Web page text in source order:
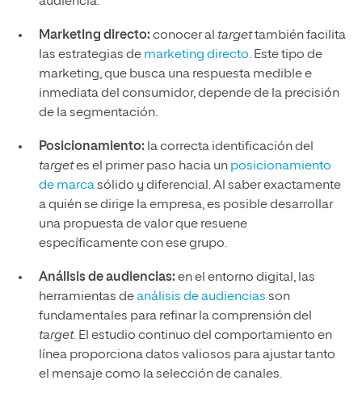
Marketing directo: conocer al targettambién facilita
las estrategias de marketing directo. Este tipo de
marketing, que busca una respuesta medible e
inmediata del consumidor, depende de la precisión
de la segmentación.
Posicionamiento: la correcta identificación del
targetes el primer paso hacia un posicionamiento
de marcasólido y diferencial. Al saber exactamente
a quién se dirige la empresa, es posible desarrollar
una propuesta de valor que resuene
específicamente con ese grupo.
Análisis de audiencias: en el entorno digital, las
herramientas deanálisis de audiencias son
fundamentales para refinar la comprensión del
target. El estudio continuo del comportamiento en
línea proporciona datos valiosos para ajustar tanto
el mensaje como la selección de canales.